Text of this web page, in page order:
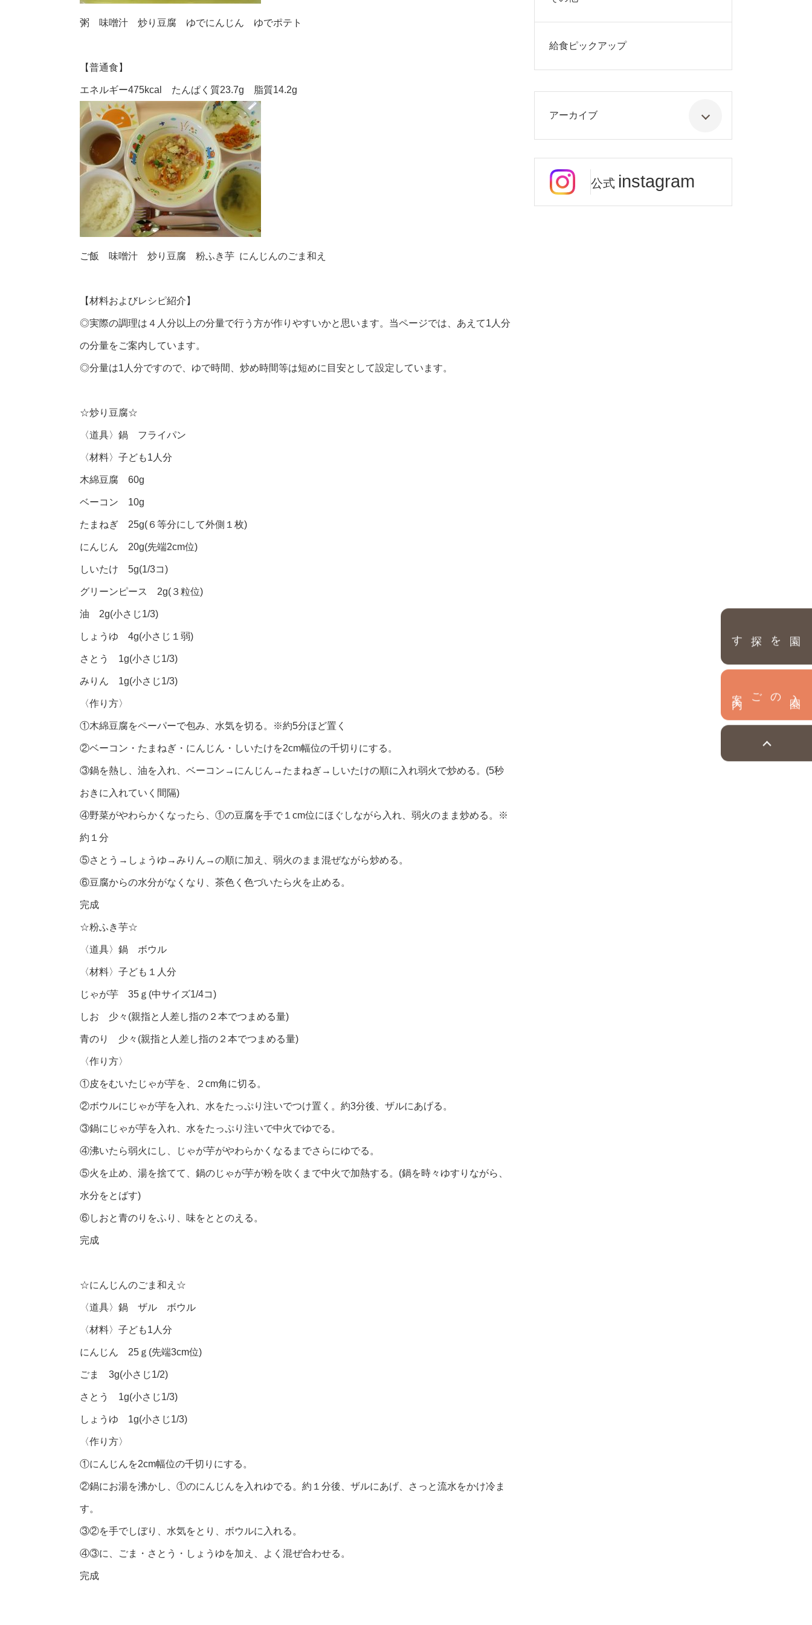
園を探す
粥 味噌汁 炒り豆腐 ゆでにんじん ゆでポテト
【普通食】
エネルギー475kcal たんぱく質23.7g 脂質14.2g
ご飯 味噌汁 炒り豆腐 粉ふき芋 にんじんのごま和え
【材料およびレシピ紹介】
◎実際の調理は４人分以上の分量で行う方が作りやすいかと思います。当ページでは、あえて1人分
の分量をご案内しています。
◎分量は1人分ですので、ゆで時間、炒め時間等は短めに目安として設定しています。
☆炒り豆腐☆
〈道具〉鍋 フライパン
〈材料〉子ども1人分
木綿豆腐 60g
ベーコン 10g
たまねぎ 25g(６等分にして外側１枚)
にんじん 20g(先端2cm位)
しいたけ 5g(1/3コ)
グリーンピース 2g(３粒位)
油 2g(小さじ1/3)
しょうゆ 4g(小さじ１弱)
さとう 1g(小さじ1/3)
みりん 1g(小さじ1/3)
〈作り方〉
①木綿豆腐をペーパーで包み、水気を切る。※約5分ほど置く
②ベーコン・たまねぎ・にんじん・しいたけを2cm幅位の千切りにする。
③鍋を熱し、油を入れ、ベーコン→にんじん→たまねぎ→しいたけの順に入れ弱火で炒める。(5秒
おきに入れていく間隔)
④野菜がやわらかくなったら、①の豆腐を手で１cm位にほぐしながら入れ、弱火のまま炒める。※
約１分
⑤さとう→しょうゆ→みりん→の順に加え、弱火のまま混ぜながら炒める。
⑥豆腐からの水分がなくなり、茶色く色づいたら火を止める。
完成
☆粉ふき芋☆
〈道具〉鍋 ボウル
〈材料〉子ども１人分
じゃが芋 35ｇ(中サイズ1/4コ)
しお 少々(親指と人差し指の２本でつまめる量)
青のり 少々(親指と人差し指の２本でつまめる量)
〈作り方〉
①皮をむいたじゃが芋を、２cm角に切る。
②ボウルにじゃが芋を入れ、水をたっぷり注いでつけ置く。約3分後、ザルにあげる。
③鍋にじゃが芋を入れ、水をたっぷり注いで中火でゆでる。
④沸いたら弱火にし、じゃが芋がやわらかくなるまでさらにゆでる。
⑤火を止め、湯を捨てて、鍋のじゃが芋が粉を吹くまで中火で加熱する。(鍋を時々ゆすりながら、
水分をとばす)
⑥しおと青のりをふり、味をととのえる。
完成
☆にんじんのごま和え☆
〈道具〉鍋 ザル ボウル
〈材料〉子ども1人分
にんじん 25ｇ(先端3cm位)
ごま 3g(小さじ1/2)
さとう 1g(小さじ1/3)
しょうゆ 1g(小さじ1/3)
〈作り方〉
①にんじんを2cm幅位の千切りにする。
②鍋にお湯を沸かし、①のにんじんを入れゆでる。約１分後、ザルにあげ、さっと流水をかけ冷ま
す。
③②を手でしぼり、水気をとり、ボウルに入れる。
④③に、ごま・さとう・しょうゆを加え、よく混ぜ合わせる。
完成
給食ピックアップ
アーカイブ
公式 instagram